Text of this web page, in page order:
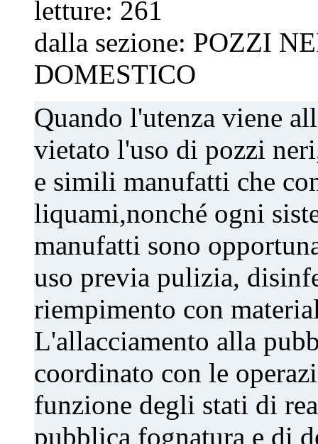
letture: 261
dalla sezione: POZZI
DOMESTICO
Quando l'utenza viene
vietato l'uso di pozzi
e simili manufatti che
liquami,nonché ogni
manufatti sono
uso previa pulizia,
riempimento con
L'allacciamento alla
coordinato con le
funzione degli stati di
pubblica fognatura e di